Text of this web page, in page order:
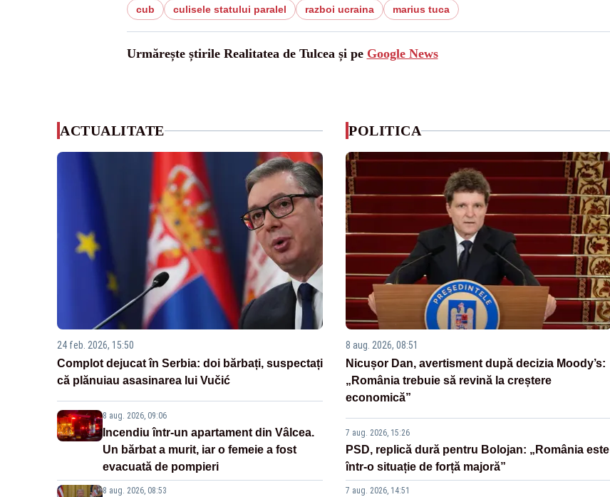
cub culisele statului paralel razboi ucraina marius tuca
Urmărește știrile Realitatea de Tulcea și pe Google News
ACTUALITATE
24 feb. 2026, 15:50
Complot dejucat în Serbia: doi bărbați, suspectați
că plănuiau asasinarea lui Vučić
8 aug. 2026, 09:06
Incendiu într-un apartament din Vâlcea.
Un bărbat a murit, iar o femeie a fost
evacuată de pompieri
8 aug. 2026, 08:53
POLITICA
8 aug. 2026, 08:51
Nicușor Dan, avertisment după decizia Moody’s:
„România trebuie să revină la creștere
economică”
7 aug. 2026, 15:26
PSD, replică dură pentru Bolojan: „România este
într-o situație de forță majoră”
7 aug. 2026, 14:51